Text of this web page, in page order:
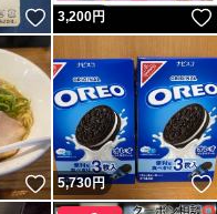
いいね！
3,200円
いいね！
5,730円